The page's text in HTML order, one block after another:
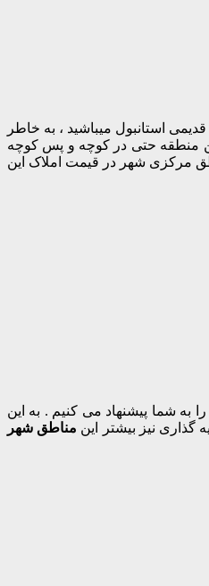
استانبول میباشید ، به خاطر
منطقه حتی در کوچه و پس کوچه
مرکزی شهر در قیمت املاک این
به شما پیشنهاد می کنیم . به این
گذاری نیز بیشتر این مناطق شهر